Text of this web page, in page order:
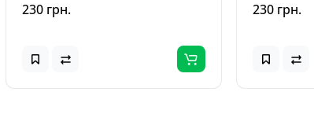
230 грн. 230 грн.